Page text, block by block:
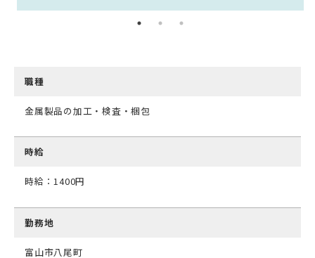
職種
金属製品の加工・検査・梱包
時給
時給：1400円
勤務地
富山市八尾町